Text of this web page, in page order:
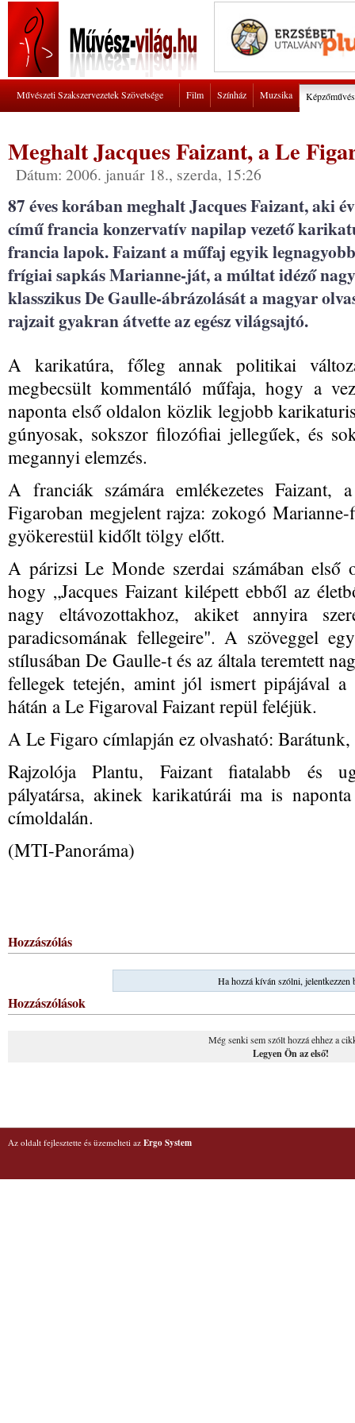
Művészeti Szakszervezetek Szövetsége Film Színház Muzsika
Meghalt Jacques Faizant, a Le
Dátum: 2006. január 18., szerda, 15:26
87 éves korában meghalt Jacques Faizant, aki
című francia konzervatív napilap vezető
francia lapok. Faizant a műfaj egyik
frígiai sapkás Marianne-ját, a múltat idéző
klasszikus De Gaulle-ábrázolását a magyar
rajzait gyakran átvette az egész világsajtó.
A karikatúra, főleg annak politikai
megbecsült kommentáló műfaja, hogy a
naponta első oldalon közlik legjobb
gúnyosak, sokszor filozófiai jellegűek, és
megannyi elemzés.
A franciák számára emlékezetes
Figaroban megjelent rajza: zokogó
gyökerestül kidőlt tölgy előtt.
A párizsi Le Monde szerdai számában első
hogy „Jacques Faizant kilépett ebből az
nagy eltávozottakhoz, akiket annyira
paradicsomának fellegeire". A szöveggel
stílusában De Gaulle-t és az általa teremtett
fellegek tetején, amint jól ismert pipájával a
hátán a Le Figaroval Faizant repül feléjük.
A Le Figaro címlapján ez olvasható: Barátunk,
Rajzolója Plantu, Faizant fiatalabb és
pályatársa, akinek karikatúrái ma is
címoldalán.
(MTI-Panoráma)
Hozzászólás
Ha hozzá kíván szólni, jelentkezzen
Hozzászólások
Még senki sem szólt hozzá ehhez a
Legyen Ön az első!
Az oldalt fejlesztette és üzemelteti az Ergo System